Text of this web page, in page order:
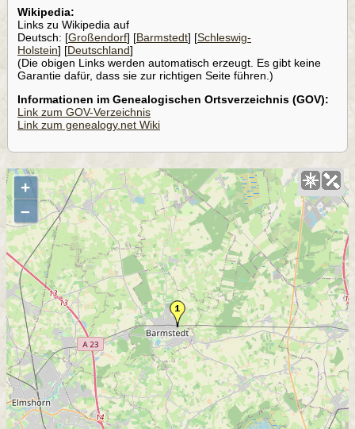
Wikipedia:
Links zu Wikipedia auf
Deutsch: [Großendorf] [Barmstedt] [Schleswig-
Holstein] [Deutschland]
(Die obigen Links werden automatisch erzeugt. Es gibt keine
Garantie dafür, dass sie zur richtigen Seite führen.)
Informationen im Genealogischen Ortsverzeichnis (GOV):
Link zum GOV-Verzeichnis
Link zum genealogy.net Wiki
+
–